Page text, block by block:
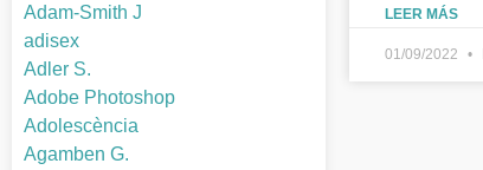
Adam-Smith J
adisex
Adler S.
Adobe Photoshop
Adolescència
Agamben G.
LEER MÁS
01/09/2022